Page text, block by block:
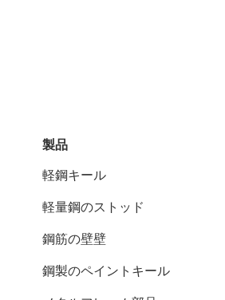
製品
軽鋼キール
軽量鋼のストッド
鋼筋の壁壁
鋼製のペイントキール